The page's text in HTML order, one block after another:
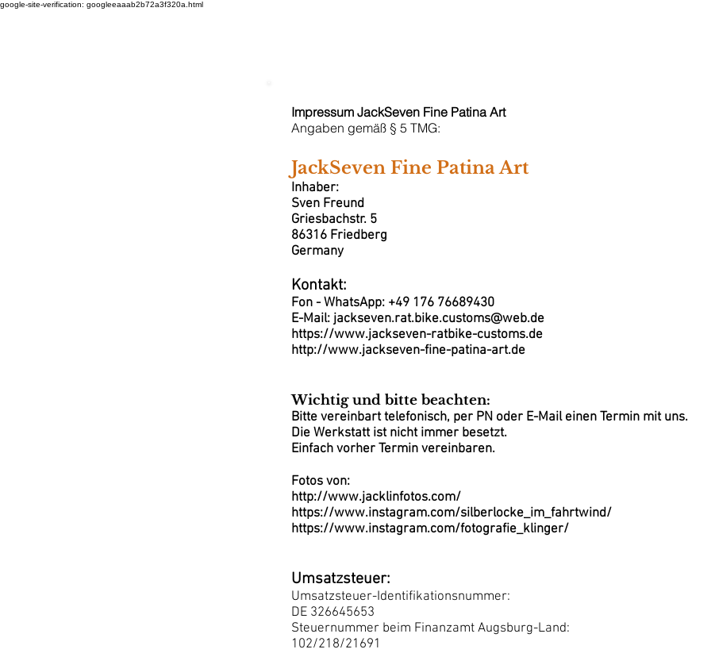
google-site-verification: googleeaaab2b72a3f320a.html
Impressum JackSeven Fine Patina Art
Angaben gemäß § 5 TMG:
JackSeven Fine Patina Art
Inhaber:
Sven Freund
Griesbachstr. 5
86316 Friedberg
Germany
Kontakt:
Fon - WhatsApp: +49 176 76689430
E-Mail: jackseven.rat.bike.customs@web.de
https://www.jackseven-ratbike-customs.de
http://www.jackseven-fine-patina-art.de
Wichtig und bitte beachten:
Bitte vereinbart telefonisch, per PN oder E-Mail einen Termin mit uns.
Die Werkstatt ist nicht immer besetzt.
Einfach vorher Termin vereinbaren.
Fotos von:
http://www.jacklinfotos.com/
https://www.instagram.com/silberlocke_im_fahrtwind/
https://www.instagram.com/fotografie_klinger/
Umsatzsteuer:
Umsatzsteuer-Identifikationsnummer:
DE 326645653
Steuernummer beim Finanzamt Augsburg-Land:
102/218/21691